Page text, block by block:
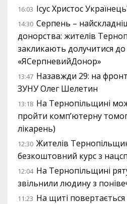
16:03 Ісус Христос
14:30 Серпень –
донорства: жителів
закликають долучитися до
«ЯСерпневийДонор»
13:47 Назавжди 29: на
ЗУНУ Олег Шелетин
13:18 На Тернопільщині
пройти комп’ютерну
лікарень)
12:30 Жителів
безкоштовний курс з
12:04 На Тернопільщині
звільнили людину з
11:23 На щиті